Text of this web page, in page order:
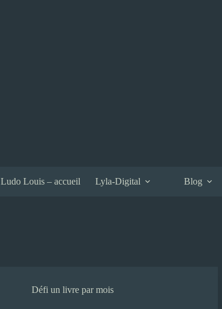
Ludo Louis – accueil Lyla-Digital Blog
Défi un livre par mois